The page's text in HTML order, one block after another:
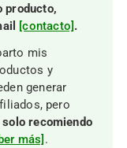
producto,
[contacto].
mis
y
generar
pero
recomiendo
más] .